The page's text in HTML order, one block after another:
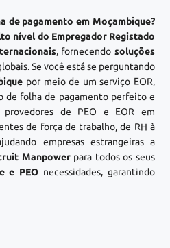
de pagamento em Moçambique?
nível do Empregador Registado
, fornecendosoluções
Se você está se perguntando
por meio de um serviço EOR,
de folha de pagamento perfeito e
de PEO e EOR em
de força de trabalho, de RH à
empresas estrangeiras a
Manpowerpara todos os seus
e PEO necessidades, garantindo